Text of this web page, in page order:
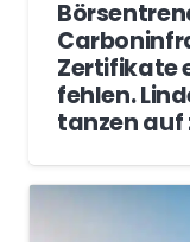
Zertifikate
fehlen.
tanzen auf